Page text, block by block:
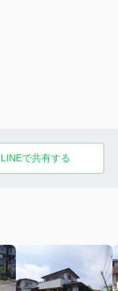
LINEで共有する